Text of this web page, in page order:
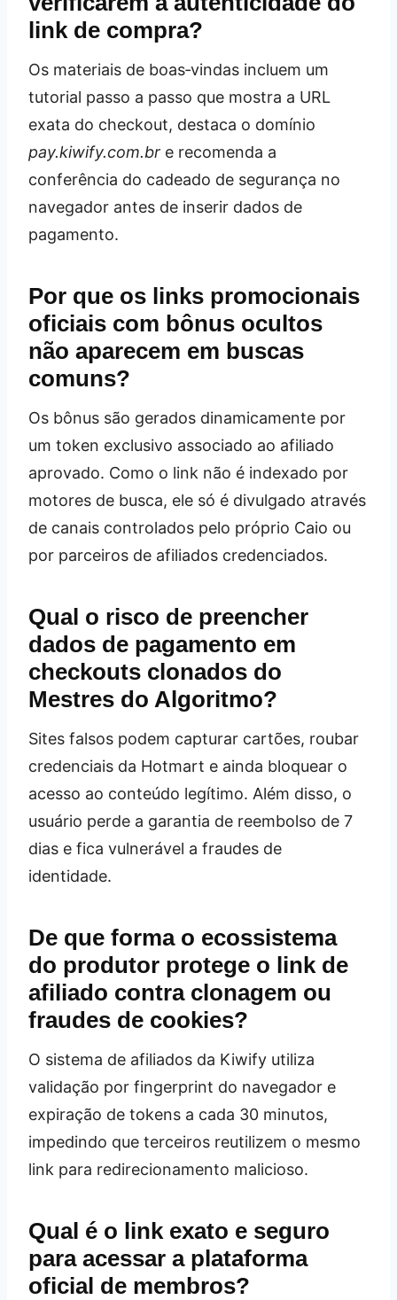
link de compra?
Os materiais de boas‑vindas incluem um
tutorial passo a passo que mostra a URL
exata do checkout, destaca o domínio
pay.kiwify.com.br e recomenda a
conferência do cadeado de segurança no
navegador antes de inserir dados de
pagamento.
Por que os links promocionais
oficiais com bônus ocultos
não aparecem em buscas
comuns?
Os bônus são gerados dinamicamente por
um token exclusivo associado ao afiliado
aprovado. Como o link não é indexado por
motores de busca, ele só é divulgado através
de canais controlados pelo próprio Caio ou
por parceiros de afiliados credenciados.
Qual o risco de preencher
dados de pagamento em
checkouts clonados do
Mestres do Algoritmo?
Sites falsos podem capturar cartões, roubar
credenciais da Hotmart e ainda bloquear o
acesso ao conteúdo legítimo. Além disso, o
usuário perde a garantia de reembolso de 7
dias e fica vulnerável a fraudes de
identidade.
De que forma o ecossistema
do produtor protege o link de
afiliado contra clonagem ou
fraudes de cookies?
O sistema de afiliados da Kiwify utiliza
validação por fingerprint do navegador e
expiração de tokens a cada 30 minutos,
impedindo que terceiros reutilizem o mesmo
link para redirecionamento malicioso.
Qual é o link exato e seguro
para acessar a plataforma
oficial de membros?